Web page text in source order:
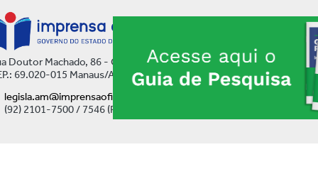
Doutor Machado, 86 - Centro
69.020-015 Manaus/AM
legisla.am@imprensaoficial.am.gov.br
(92) 2101-7500 / 7546 (Ramal)